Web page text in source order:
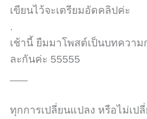
เขียนไว้จะเตรียมอัดคลิปค่ะ
.
เช้านี้ ยืมมาโพสต์​เป็นบทความ
ละกันค่ะ 55555
ทุกการเปลี่ยนแปลง​ หรือไม่เป